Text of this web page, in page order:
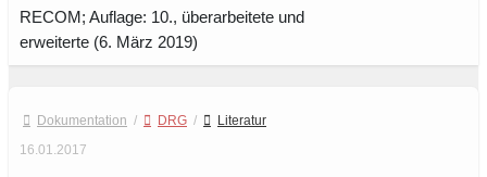
RECOM; Auflage: 10., überarbeitete und
erweiterte (6. März 2019)
Dokumentation / DRG /
Literatur
16.01.2017